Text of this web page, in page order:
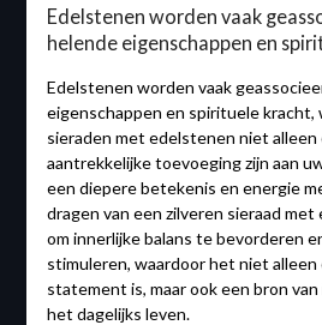
Edelstenen worden vaak
helende eigenschappen en
Edelstenen worden vaak
eigenschappen en spirituele kracht,
sieraden met edelstenen niet alleen
aantrekkelijke toevoeging zijn aan
een diepere betekenis en energie
dragen van een zilveren sieraad
om innerlijke balans te bevorderen
stimuleren, waardoor het niet alleen
statement is, maar ook een bron
het dagelijks leven.